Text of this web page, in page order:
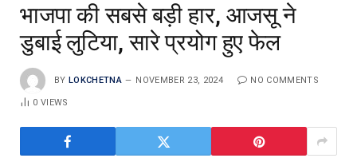
भाजपा की सबसे बड़ी हार, आजसू ने
डुबाई लुटिया, सारे प्रयोग हुए फेल
BY LOKCHETNA NOVEMBER 23, 2024 NO COMMENTS
0VIEWS